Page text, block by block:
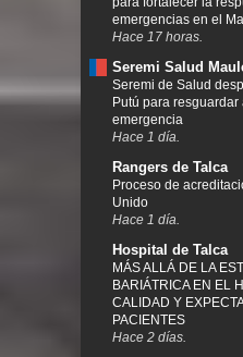
emergencias en el
Hace 17 horas.
Seremi Salud
Seremi de Salud
Putú para
emergencia
Hace 1 día.
Rangers de Talca
Proceso de
Unido
Hace 1 día.
Hospital de Talca
MÁS ALLÁ DE LA
BARIÁTRICA EN EL
CALIDAD Y
PACIENTES
Hace 2 días.